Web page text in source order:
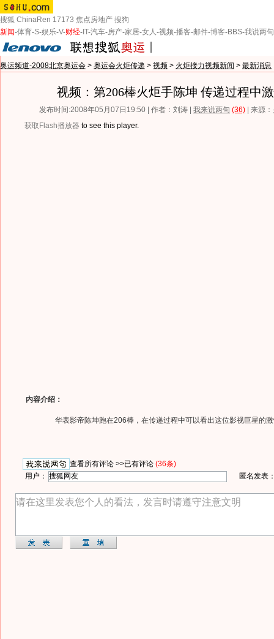
搜狐 ChinaRen 17173 焦点房地产 搜狗
新闻-体育-S-娱乐-V-财经- IT-汽车-房产-家居-女人-视频-播客-邮件-博客-BBS-我说两句
奥运频道-2008北京奥运会 > 奥运会火炬传递 > 视频 > 火炬接力视频新闻 > 最新消息
视频：第206棒火炬手陈坤 传递过程中
发布时间:2008年05月07日19:50 | 作者：刘涛 | 我来说两句 (36) | 来源
获取Flash播放器 to see this player.
内容介绍：
华表影帝陈坤跑在206棒，在传递过程中可以看出这位影视巨星的
查看所有评论 >>已有评论 (36条)
用户：
匿名发表